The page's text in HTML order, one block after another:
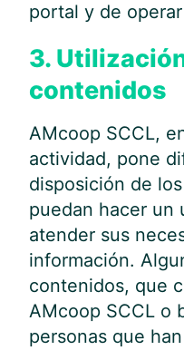
portal y de
3.
contenidos
AMcoop SCCL,
actividad, pone
disposición de
puedan hacer un
atender sus
información.
contenidos, que
AMcoop SCCL o
personas que